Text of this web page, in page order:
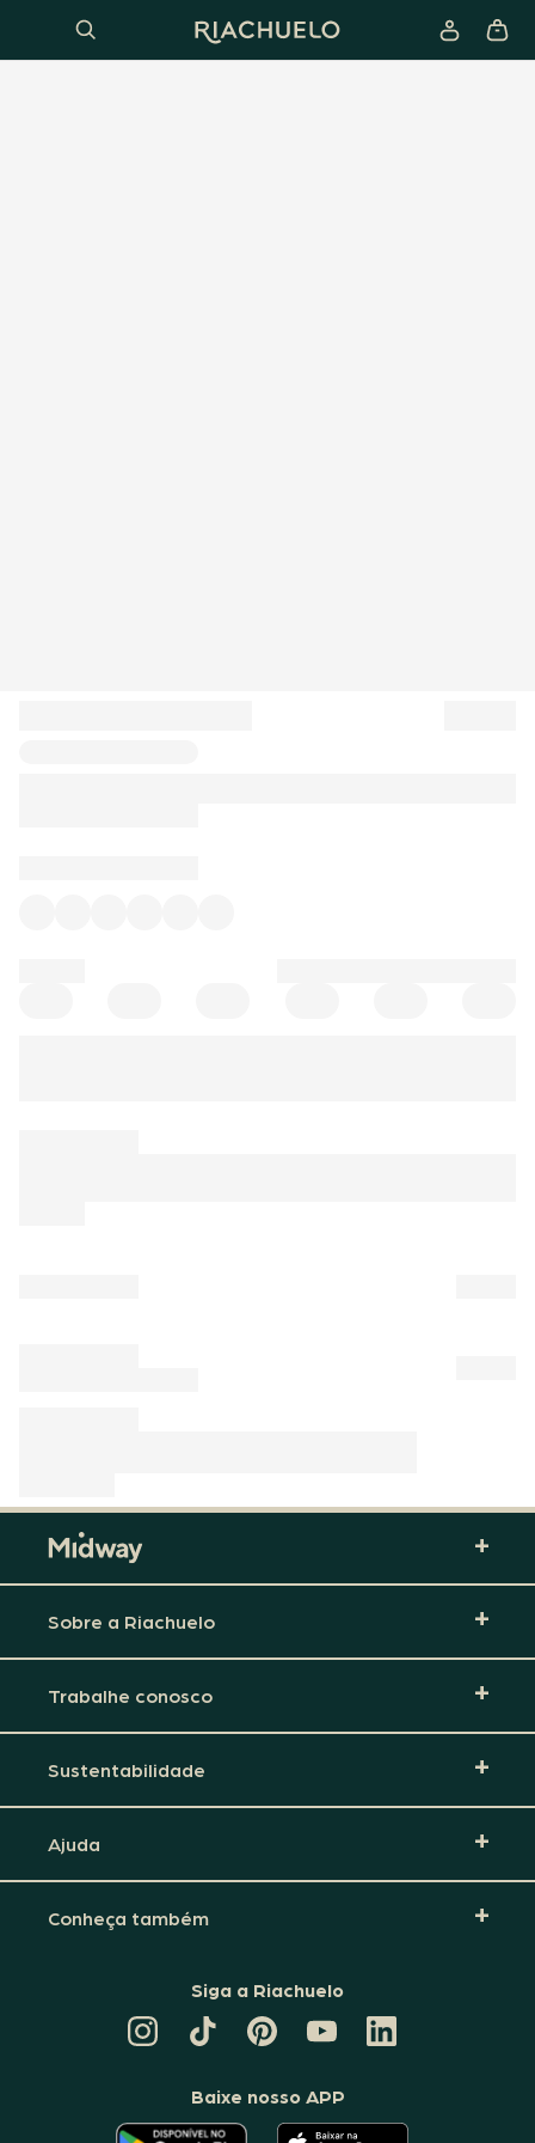
Sobre a Riachuelo
Trabalhe conosco
Sustentabilidade
Ajuda
Conheça também
Siga a Riachuelo
TIKTOK
DA
PINTEREST
DA
CANAL
DA
RIACHUELO
LINKEDIN
DA
Baixe nosso APP
O O